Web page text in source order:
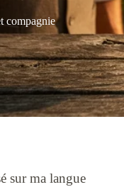
compagnie
sur ma langue